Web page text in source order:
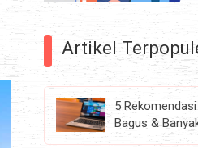
Artikel
5
Bagus &